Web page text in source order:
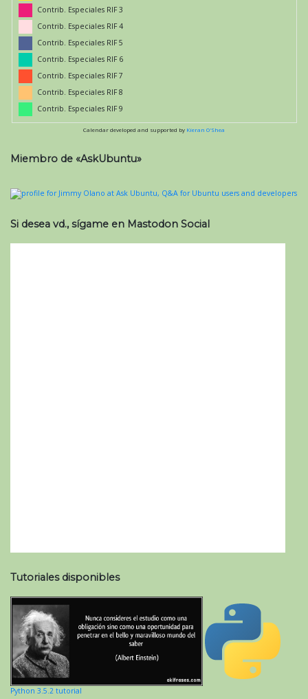
Contrib. Especiales RIF 3
Contrib. Especiales RIF 4
Contrib. Especiales RIF 5
Contrib. Especiales RIF 6
Contrib. Especiales RIF 7
Contrib. Especiales RIF 8
Contrib. Especiales RIF 9
Calendar developed and supported by Kieran O'Shea
Miembro de «AskUbuntu»
Si desea vd., sígame en Mastodon Social
Tutoriales disponibles
Python 3.5.2 tutorial